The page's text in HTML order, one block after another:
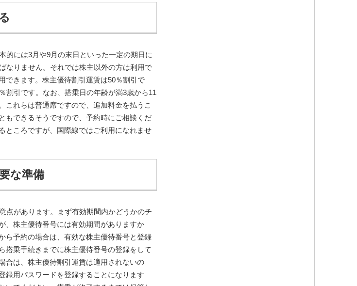
的には3月や9月の末日といった一定の期日に
なりません。それでは株主以外の方は利用で
できます。株主優待割引運賃は50％割引で
割引です。なお、搭乗日の年齢が満3歳から11
これらは普通席ですので、追加料金を払うこ
もできるそうですので、予約時にご相談くだ
ところですが、国際線ではご利用になれませ
な準備
点があります。まず有効期間内かどうかのチ
、株主優待番号には有効期間がありますか
ら予約の場合は、有効な株主優待番号と登録
搭乗手続きまでに株主優待番号の登録をして
合は、株主優待割引運賃は適用されないの
録用パスワードを登録することになります